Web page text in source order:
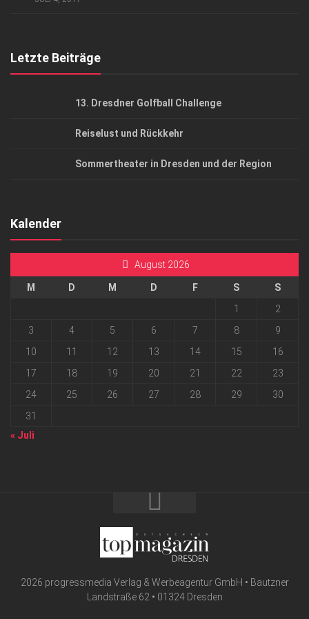
Letzte Beiträge
13. Dresdner Golfball Challenge
Reiselust und Rückkehr
Sommertheater in Dresden und der Region
Kalender
August 2026
M D M D F S
S
1
2
3
4 5 6 7 8
9
10
11 12 13 14 15
16
17
18 19 20 21 22
23
24
25 26 27 28 29
30
31
« Juli
2026 progressmedia Verlag & Werbeagentur GmbH • Bautzner
Landstraße 62 • 01324 Dresden